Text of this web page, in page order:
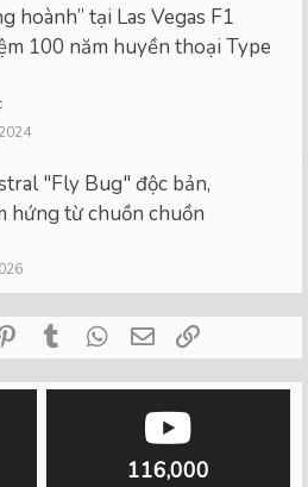
hoành” tại Las Vegas F1
100 năm huyền thoại Type
"Fly Bug" độc bản,
hứng từ chuồn chuồn
PinterestTumblrWhatsApp
Email
116,000